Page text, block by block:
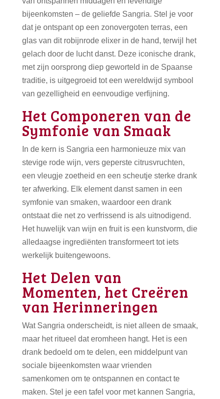
bijeenkomsten – de geliefde Sangria. Stel je voor
dat je ontspant op een zonovergoten terras, een
glas van dit robijnrode elixer in de hand, terwijl het
gelach door de lucht danst. Deze iconische drank,
met zijn oorsprong diep geworteld in de Spaanse
traditie, is uitgegroeid tot een wereldwijd symbool
van gezelligheid en eenvoudige verfijning.
Het Componeren van de
Symfonie van Smaak
In de kern is Sangria een harmonieuze mix van
stevige rode wijn, vers geperste citrusvruchten,
een vleugje zoetheid en een scheutje sterke drank
ter afwerking. Elk element danst samen in een
symfonie van smaken, waardoor een drank
ontstaat die net zo verfrissend is als uitnodigend.
Het huwelijk van wijn en fruit is een kunstvorm, die
alledaagse ingrediënten transformeert tot iets
werkelijk buitengewoons.
Het Delen van
Momenten, het Creëren
van Herinneringen
Wat Sangria onderscheidt, is niet alleen de smaak,
maar het ritueel dat eromheen hangt. Het is een
drank bedoeld om te delen, een middelpunt van
sociale bijeenkomsten waar vrienden
samenkomen om te ontspannen en contact te
maken. Stel je een tafel voor met kannen Sangria,